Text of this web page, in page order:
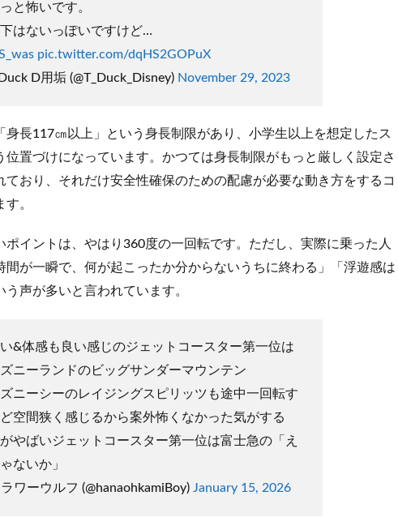
と怖いです。
はないっぽいですけど…
pic.twitter.com/dqHS2GOPuX
D用垢 (@T_Duck_Disney) November 29, 2023
身長117㎝以上」という身長制限があり、小学生以上を想定したス
位置づけになっています。かつては身長制限がもっと厳しく設定さ
おり、それだけ安全性確保のための配慮が必要な動き方をするコ
。
ポイントは、やはり360度の一回転です。ただし、実際に乗った人
間が一瞬で、何が起こったか分からないうちに終わる」「浮遊感は
声が多いと言われています。
&体感も良い感じのジェットコースター第一位は
ニーランドのビッグサンダーマウンテン
ニーシーのレイジングスピリッツも途中一回転す
空間狭く感じるから案外怖くなかった気がする
やばいジェットコースター第一位は富士急の「え
ないか」
ワーウルフ (@hanaohkamiBoy) January 15, 2026